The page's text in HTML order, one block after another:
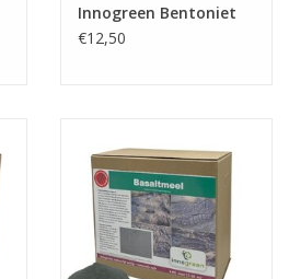
Innogreen Bentoniet
€12,50